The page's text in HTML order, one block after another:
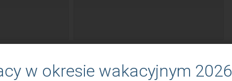
w okresie wakacyjnym 2026